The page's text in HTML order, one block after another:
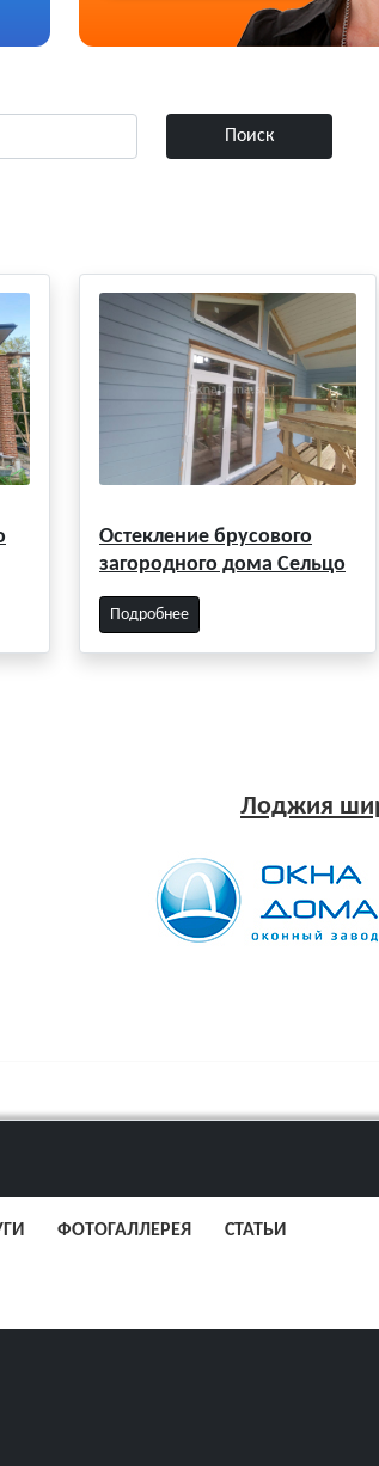
Остекление брусового
загородного дома Сельцо
Подробнее
Лоджия
ФОТОГАЛЛЕРЕЯ СТАТЬИ